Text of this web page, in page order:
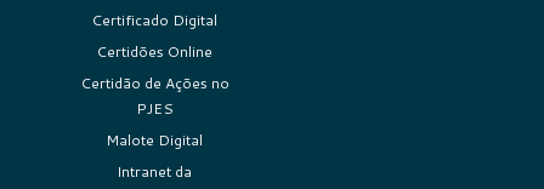
Certificado Digital
Certidões Online
Certidão de Ações no
PJES
Malote Digital
Intranet da